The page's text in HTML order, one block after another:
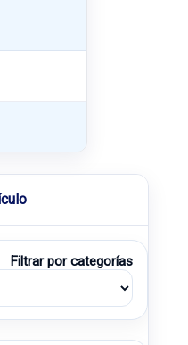
Filtrar por categorías